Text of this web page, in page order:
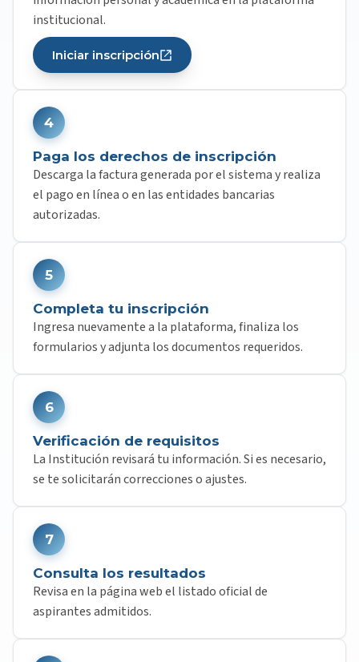
institucional.
Iniciar inscripción
4
Paga los derechos de inscripción
Descarga la factura generada por el sistema y realiza
el pago en línea o en las entidades bancarias
autorizadas.
5
Completa tu inscripción
Ingresa nuevamente a la plataforma, finaliza los
formularios y adjunta los documentos requeridos.
6
Verificación de requisitos
La Institución revisará tu información. Si es necesario,
se te solicitarán correcciones o ajustes.
7
Consulta los resultados
Revisa en la página web el listado oficial de
aspirantes admitidos.